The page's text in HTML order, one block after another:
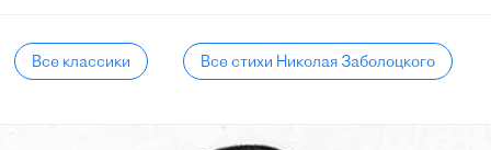
Все классики Все стихи Николая Заболоцкого